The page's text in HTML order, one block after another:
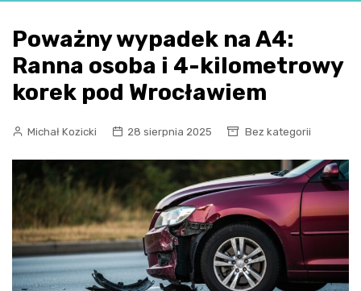
Poważny wypadek na A4:
Ranna osoba i 4-kilometrowy
korek pod Wrocławiem
Michał Kozicki 28 sierpnia 2025 Bez kategorii